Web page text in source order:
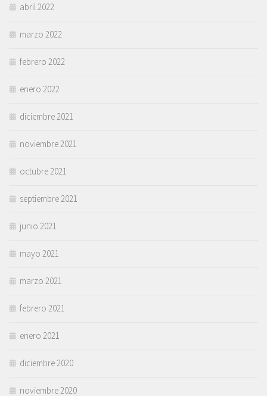
abril 2022
marzo 2022
febrero 2022
enero 2022
diciembre 2021
noviembre 2021
octubre 2021
septiembre 2021
junio 2021
mayo 2021
marzo 2021
febrero 2021
enero 2021
diciembre 2020
noviembre 2020